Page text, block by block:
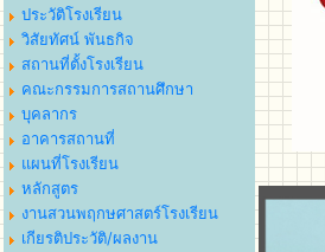
ประวัติโรงเรียน
วิสัยทัศน์ พันธกิจ
สถานที่ตั้งโรงเรียน
คณะกรรมการสถานศึกษา
บุคลากร
อาคารสถานที่
แผนที่โรงเรียน
หลักสูตร
งานสวนพฤกษศาสตร์โรงเรียน
เกียรติประวัติ/ผลงาน